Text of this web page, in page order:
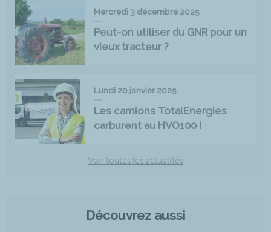
Mercredi 3 décembre 2025
Peut-on utiliser du GNR pour un
vieux tracteur ?
Lundi 20 janvier 2025
Les camions TotalEnergies
carburent au HVO100 !
Voir toutes les actualités
Découvrez aussi